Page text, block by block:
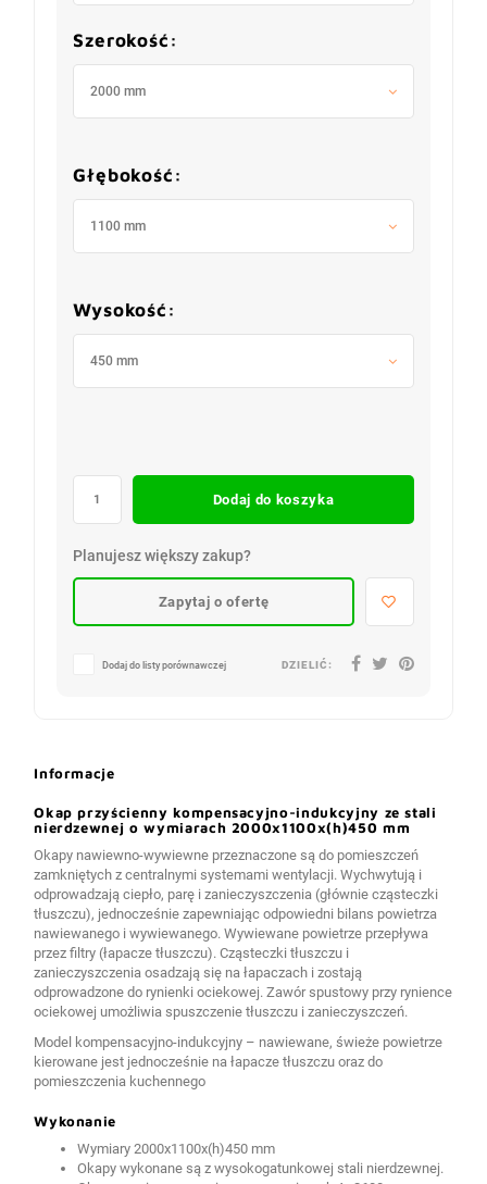
Szerokość:
2000 mm
Głębokość:
1100 mm
Wysokość:
450 mm
Dodaj do koszyka
Planujesz większy zakup?
Zapytaj o ofertę
Dodaj do listy porównawczej DZIELIĆ:
Informacje
Okap przyścienny kompensacyjno-indukcyjny ze stali
nierdzewnej o wymiarach 2000x1100x(h)450 mm
Okapy nawiewno-wywiewne przeznaczone są do pomieszczeń
zamkniętych z centralnymi systemami wentylacji. Wychwytują i
odprowadzają ciepło, parę i zanieczyszczenia (głównie cząsteczki
tłuszczu), jednocześnie zapewniając odpowiedni bilans powietrza
nawiewanego i wywiewanego. Wywiewane powietrze przepływa
przez filtry (łapacze tłuszczu). Cząsteczki tłuszczu i
zanieczyszczenia osadzają się na łapaczach i zostają
odprowadzone do rynienki ociekowej. Zawór spustowy przy rynience
ociekowej umożliwia spuszczenie tłuszczu i zanieczyszczeń.
Model kompensacyjno-indukcyjny – nawiewane, świeże powietrze
kierowane jest jednocześnie na łapacze tłuszczu oraz do
pomieszczenia kuchennego
Wykonanie
Wymiary 2000x1100x(h)450 mm
Okapy wykonane są z wysokogatunkowej stali nierdzewnej.